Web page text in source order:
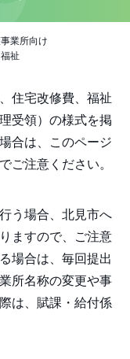
業所向け
福祉
住宅改修費、福祉
受領）の様式を掲
合は、このページ
ご注意ください。
う場合、北見市へ
ますので、ご注意
場合は、毎回提出
所名称の変更や事
は、賦課・給付係